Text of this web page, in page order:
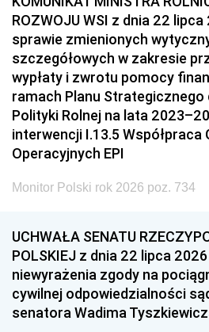
ROZWOJU WSI z dnia 22 lipca
sprawie zmienionych
szczegółowych w zakresie
wypłaty i zwrotu pomocy
ramach Planu Strategicznego
Polityki Rolnej na lata
interwencji I.13.5 Współpraca
Operacyjnych EPI
Monitor Polski rok 2026 poz. 734
UCHWAŁA SENATU
POLSKIEJ z dnia 22 lipca
niewyrażenia zgody na
cywilnej odpowiedzialności
senatora Wadima